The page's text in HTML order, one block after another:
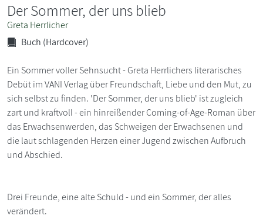
Der Sommer, der uns blieb
Greta Herrlicher
Buch (Hardcover)
Ein Sommer voller Sehnsucht - Greta Herrlichers literarisches
Debüt im VANI Verlag über Freundschaft, Liebe und den Mut, zu
sich selbst zu finden. 'Der Sommer, der uns blieb' ist zugleich
zart und kraftvoll - ein hinreißender Coming-of-Age-Roman über
das Erwachsenwerden, das Schweigen der Erwachsenen und
die laut schlagenden Herzen einer Jugend zwischen Aufbruch
und Abschied.
Drei Freunde, eine alte Schuld - und ein Sommer, der alles
verändert.